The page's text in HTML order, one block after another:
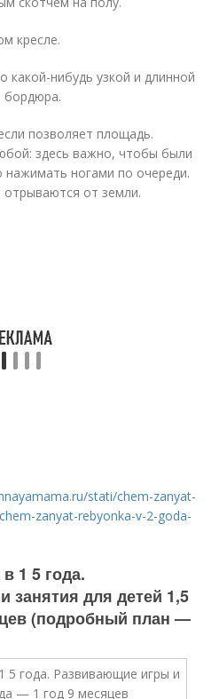
кресле.
какой-нибудь узкой и длинной
бордюра.
позволяет площадь.
здесь важно, чтобы были
ногами по очереди.
от земли.
stati/chem-zanyat-
zanyat-rebyonka-v-2-goda-
1 5 года.
занятия для детей 1,5
(подробный план —